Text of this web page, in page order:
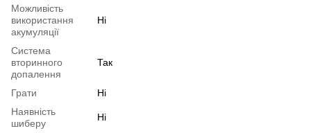
Можливість
використання
акумуляції
Ні
Система
вторинного
допалення
Так
Грати
Ні
Наявність
шиберу
Ні